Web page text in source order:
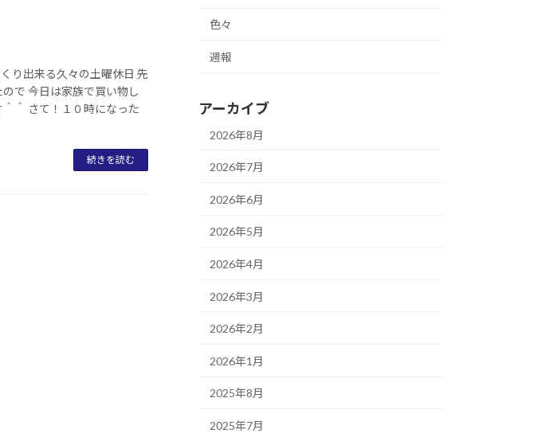
り出来る久々の土曜休日 先
で 今日は家族で買い物し
＾ さて！１０時になった
続きを読む
色々
週報
アーカイブ
2026年8月
2026年7月
2026年6月
2026年5月
2026年4月
2026年3月
2026年2月
2026年1月
2025年8月
2025年7月